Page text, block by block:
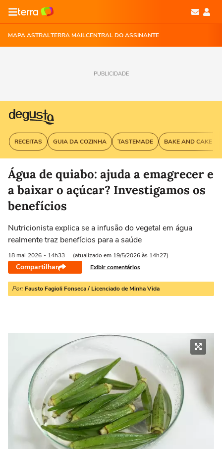
MAPA ASTRALTERRA MAILCENTRAL DO ASSINANTE
PUBLICIDADE
RECEITAS GUIA DA COZINHA TASTEMADE BAKE AND CAKE
Água de quiabo: ajuda a emagrecer e
a baixar o açúcar? Investigamos os
benefícios
Nutricionista explica se a infusão do vegetal em água
realmente traz benefícios para a saúde
18 mai 2026 - 14h33 (atualizado em 19/5/2026 às 14h27)
Compartilhar Exibir comentários
Por: Fausto Fagioli Fonseca / Licenciado de Minha Vida